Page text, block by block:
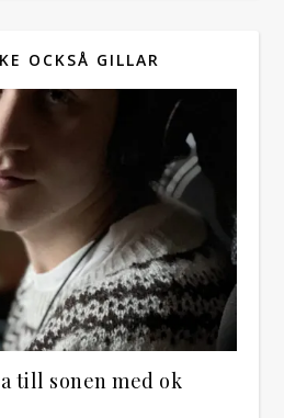
OCKSÅ GILLAR
till sonen med ok